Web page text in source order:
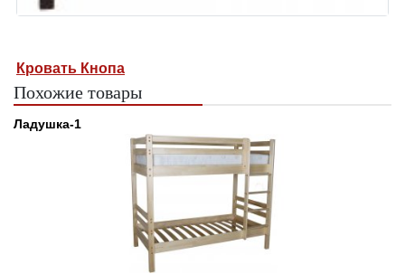
Кровать Кнопа
Похожие товары
Ладушка-1